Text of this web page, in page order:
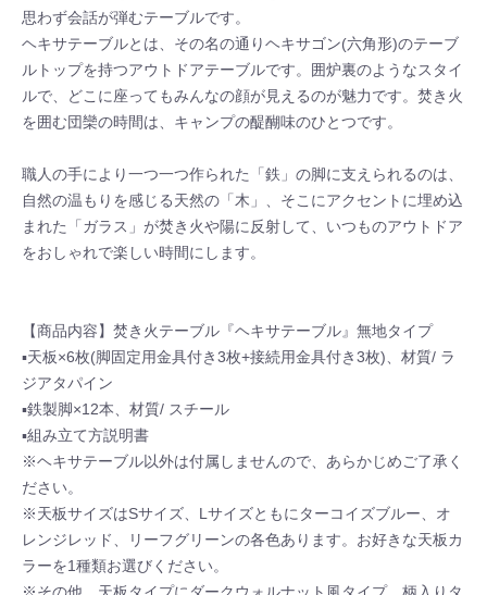
思わず会話が弾むテーブルです。
ヘキサテーブルとは、その名の通りヘキサゴン(六角形)のテーブ
ルトップを持つアウトドアテーブルです。囲炉裏のようなスタイ
ルで、どこに座ってもみんなの顔が見えるのが魅力です。焚き火
を囲む団欒の時間は、キャンプの醍醐味のひとつです。
職人の手により一つ一つ作られた「鉄」の脚に支えられるのは、
自然の温もりを感じる天然の「木」、そこにアクセントに埋め込
まれた「ガラス」が焚き火や陽に反射して、いつものアウトドア
をおしゃれで楽しい時間にします。
【商品内容】焚き火テーブル『ヘキサテーブル』無地タイプ
▪天板×6枚(脚固定用金具付き3枚+接続用金具付き3枚)、材質/ ラ
ジアタパイン
▪鉄製脚×12本、材質/ スチール
▪組み立て方説明書
※ヘキサテーブル以外は付属しませんので、あらかじめご了承く
ださい。
※天板サイズはSサイズ、Lサイズともにターコイズブルー、オ
レンジレッド、リーフグリーンの各色あります。お好きな天板カ
ラーを1種類お選びください。
※その他、天板タイプにダークウォルナット風タイプ、柄入りタ